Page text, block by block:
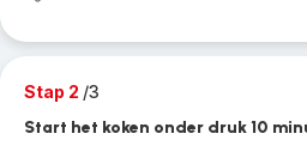
Stap 2 /3
Start het koken onder druk 10